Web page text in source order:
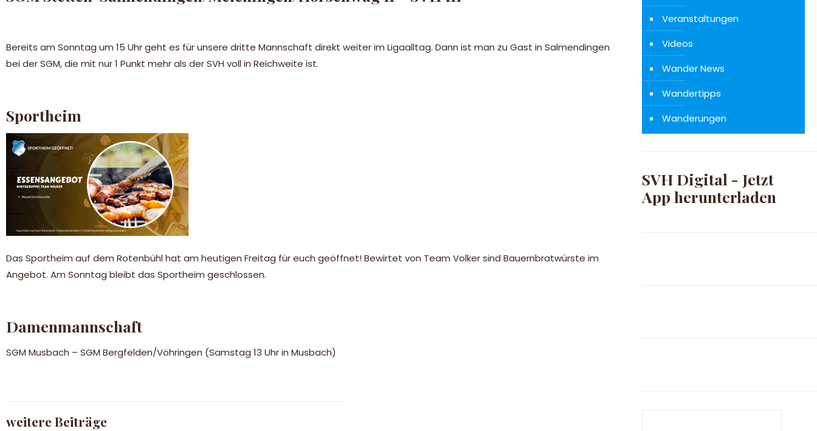
Bereits am Sonntag um 15 Uhr geht es für unsere dritte Mannschaft direkt weiter im Ligaalltag. Dann ist man zu Gast in Salmendingen
bei der SGM, die mit nur 1 Punkt mehr als der SVH voll in Reichweite ist.
Sportheim
Das Sportheim auf dem Rotenbühl hat am heutigen Freitag für euch geöffnet! Bewirtet von Team Volker sind Bauernbratwürste im
Angebot. Am Sonntag bleibt das Sportheim geschlossen.
Damenmannschaft
SGM Musbach – SGM Bergfelden/Vöhringen (Samstag 13 Uhr in Musbach)
weitere Beiträge
Veranstaltungen
Videos
Wander News
Wandertipps
Wanderungen
SVH Digital - Jetzt
App herunterladen